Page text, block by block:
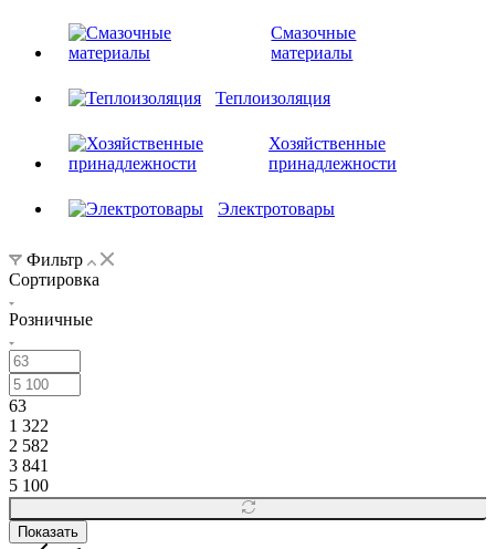
Смазочные
материалы
Теплоизоляция
Хозяйственные
принадлежности
Электротовары
Фильтр
Сортировка
Розничные
63
1 322
2 582
3 841
5 100
Показать